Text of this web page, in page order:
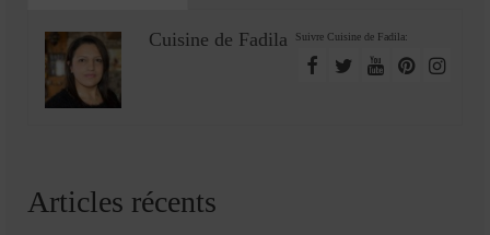
Suivre Cuisine de Fadila:
Cuisine de Fadila
Articles récents